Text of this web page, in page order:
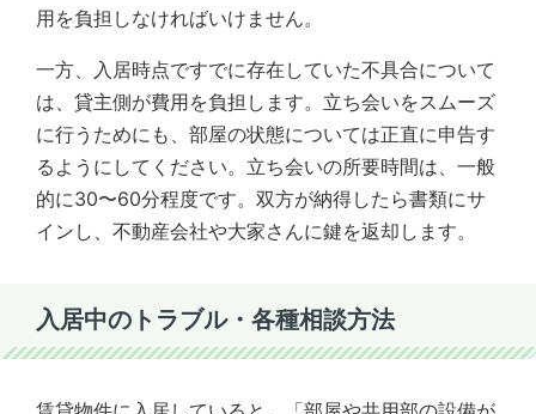
用を負担しなければいけません。
一方、入居時点ですでに存在していた不具合について
は、貸主側が費用を負担します。立ち会いをスムーズ
に行うためにも、部屋の状態については正直に申告す
るようにしてください。立ち会いの所要時間は、一般
的に30〜60分程度です。双方が納得したら書類にサ
インし、不動産会社や大家さんに鍵を返却します。
入居中のトラブル・各種相談方法